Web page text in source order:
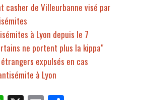
casher de Villeurbanne visé par
à Lyon depuis le 7
ne portent plus la kippa"
expulsés en cas
à Lyon